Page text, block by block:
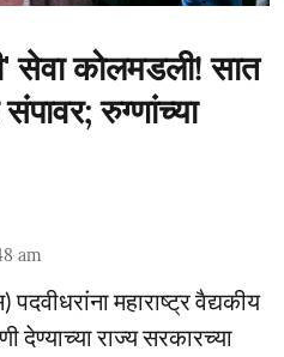
कोलमडली! सात
रुग्णांच्या
am
महाराष्ट्र वैद्यकीय
देण्याच्या राज्य सरकारच्या